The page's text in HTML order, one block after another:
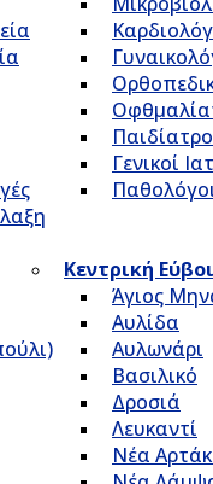
Γενικοί
Κεντρική
Άγιος
Αυλίδα
Αυλωνάρι
Βασιλικό
Δροσιά
Λευκαντί
Νέα